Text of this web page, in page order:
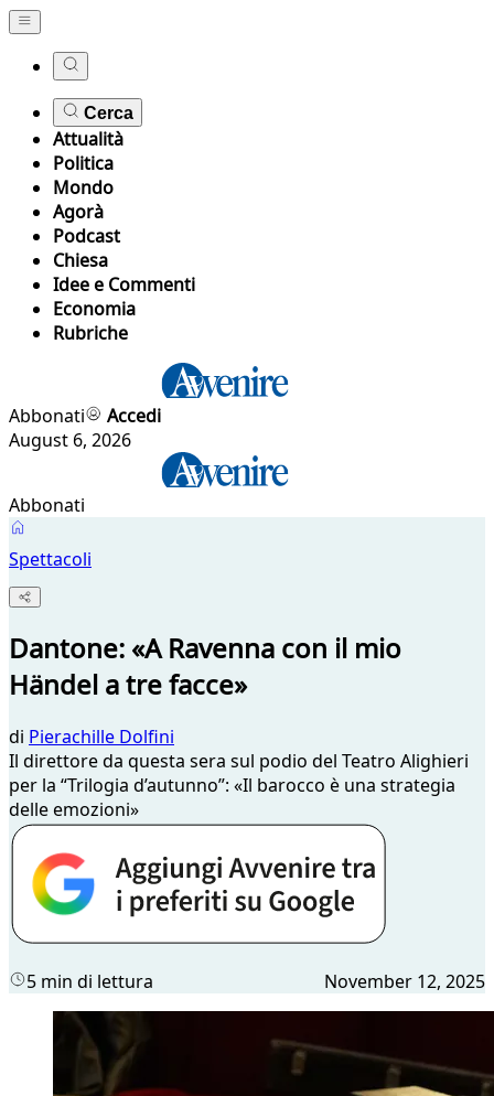
Cerca
Attualità
Politica
Mondo
Agorà
Podcast
Chiesa
Idee e Commenti
Economia
Rubriche
Abbonati
Accedi
August 6, 2026
Abbonati
Spettacoli
Dantone: «A Ravenna con il mio
Händel a tre facce»
di Pierachille Dolfini
Il direttore da questa sera sul podio del Teatro Alighieri
per la “Trilogia d’autunno”: «Il barocco è una strategia
delle emozioni»
5 min di lettura November 12, 2025